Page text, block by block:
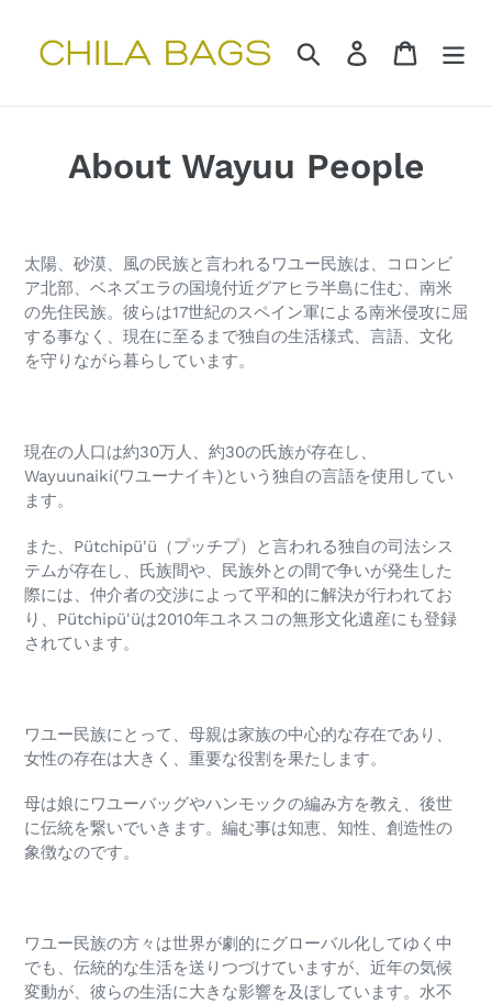
検索 ログインカート
About Wayuu People
太陽、砂漠、風の民族と言われるワユー民族は、コロンビ
ア北部、ベネズエラの国境付近グアヒラ半島に住む、南米
の先住民族。彼らは17世紀のスペイン軍による南米侵攻に屈
する事なく、現在に至るまで独自の生活様式、言語、文化
を守りながら暮らしています。
現在の人口は約30万人、約30の氏族が存在し、​
Wayuunaiki(ワユーナイキ)という独自の言語を使用してい
ます。
また、Pütchipü'ü（プッチプ）と言われる独自の司法シス
テムが存在し、氏族間や、民族外との間で争いが発生した
際には、仲介者の交渉によって平和的に解決が行われてお
り、Pütchipü'üは2010年ユネスコの無形文化遺産にも登録
されています。 ​
ワユー民族にとって、 母親は家族の中心的な存在であり、
女性の存在は大きく、重要な役割を果たします。
母は娘にワユーバッグやハンモックの編み方を教え、後世
に伝統を繋いでいきます。編む事は知恵、知性、創造性の
象徴なのです。
​ワユー民族の方々は世界が劇的にグローバル化してゆく中
でも、伝統的な生活を送りつづけていますが、近年の気候
変動が、彼らの生活に大きな影響を及ぼしています。水不